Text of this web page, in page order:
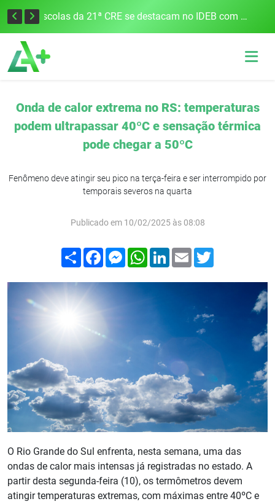
Cobrança do estacionamento rotativo começará em 10 dias em Frederico Westphalen Escolas da 21ª CRE se destacam no IDEB com altos índices e avanços
Onda de calor extrema no RS: temperaturas
podem ultrapassar 40ºC e sensação térmica
pode chegar a 50ºC
Fenômeno deve atingir seu pico na terça-feira e ser interrompido por
temporais severos na quarta
Publicado em 10/02/2025 às 08:08
Compartilhar
FacebookMessenger
WhatsApp
LinkedIn
Email
O Rio Grande do Sul enfrenta, nesta semana, uma das
ondas de calor mais intensas já registradas no estado. A
partir desta segunda-feira (10), os termômetros devem
atingir temperaturas extremas, com máximas entre 40ºC e